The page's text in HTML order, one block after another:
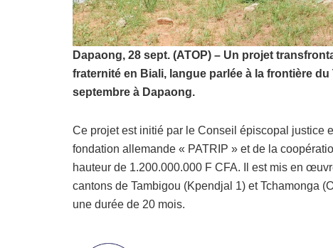
Dapaong, 28 sept. (ATOP) – Un projet
fraternité en Biali, langue parlée à la frontière
septembre à Dapaong.
Ce projet est initié par le Conseil épiscopal justice
fondation allemande « PATRIP » et de la
hauteur de 1.200.000.000 F CFA. Il est mis en
cantons de Tambigou (Kpendjal 1) et Tchamonga
une durée de 20 mois.